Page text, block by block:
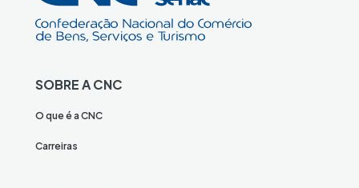
SOBRE A CNC
O que é a CNC
Carreiras